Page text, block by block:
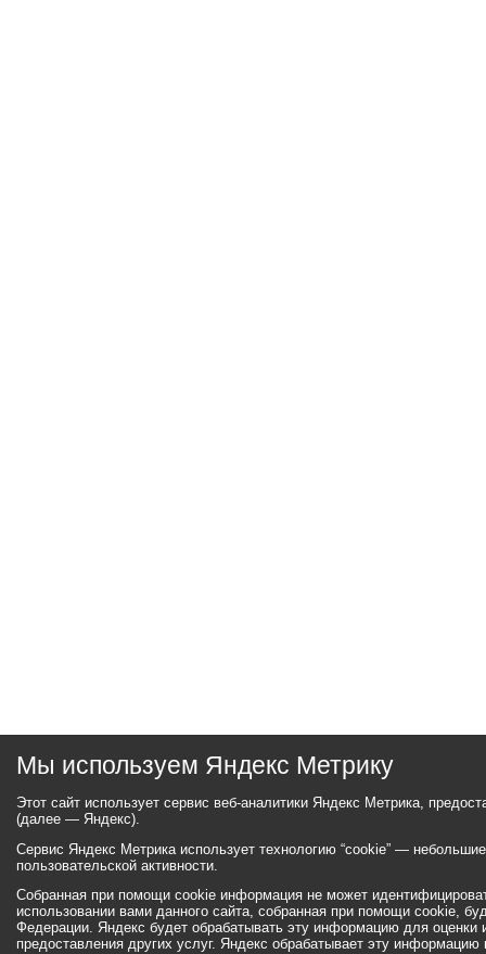
Мы используем Яндекс Метрику
Этот сайт использует сервис веб-аналитики Яндекс Метрика,
(далее — Яндекс).
Сервис Яндекс Метрика использует технологию “cookie” —
пользовательской активности.
Собранная при помощи cookie информация не может
использовании вами данного сайта, собранная при помощи cookie,
Федерации. Яндекс будет обрабатывать эту информацию для оценки
предоставления других услуг. Яндекс обрабатывает эту